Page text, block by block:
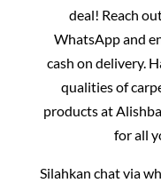
deal! Reach
WhatsApp and
cash on delivery.
qualities of
products at
for all
Silahkan chat via